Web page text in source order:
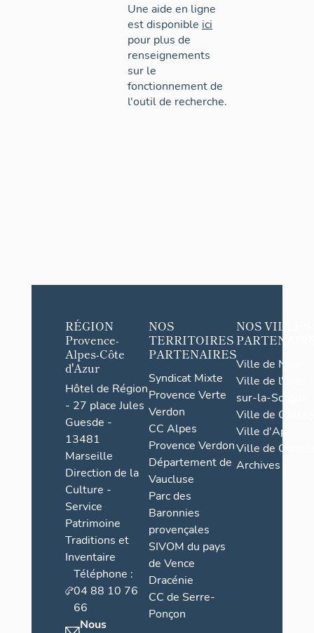
Une aide en ligne
est disponible ici
pour plus de
renseignements
sur le
fonctionnement de
l'outil de recherche.
RÉGION
Provence-
Alpes-Côte
d'Azur
Hôtel de Région
- 27 place Jules
Guesde -
13481
Marseille
Direction de la
Culture -
Service
Patrimoine
Traditions et
Inventaire
Téléphone :
04 88 10 76
66
Nous
NOS
TERRITOIRES
PARTENAIRES
Syndicat Mixte
Provence Verte
Verdon
CC Alpes
Provence Verdon
Département de
Vaucluse
Parc des
Baronnies
provençales
SIVOM du pays
de Vence
Dracénie
CC de Serre-
Ponçon
NOS VILLES
Ville de Nice
Ville de l'Isle-
sur-la-Sorgue
Ville de Grasse
Ville d'Apt
Ville de
Archives